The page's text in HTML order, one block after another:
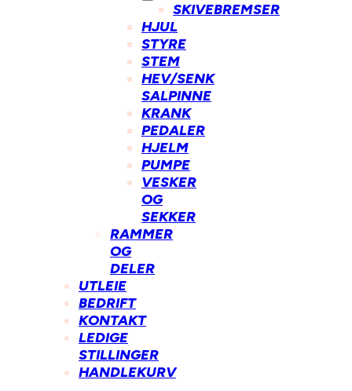
SKIVEBREMSER
HJUL
STYRE
STEM
HEV/SENK
SALPINNE
KRANK
PEDALER
HJELM
PUMPE
VESKER
OG
SEKKER
RAMMER
OG
DELER
UTLEIE
BEDRIFT
KONTAKT
LEDIGE
STILLINGER
HANDLEKURV